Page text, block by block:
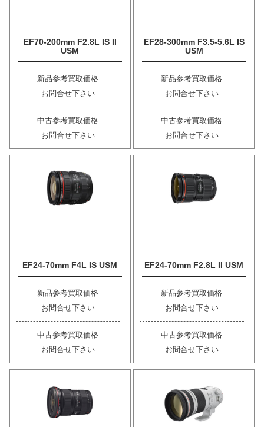
EF70-200mm F2.8L IS II
USM
新品参考買取価格
お問合せ下さい
中古参考買取価格
お問合せ下さい
EF28-300mm F3.5-5.6L IS
USM
新品参考買取価格
お問合せ下さい
中古参考買取価格
お問合せ下さい
EF24-70mm F4L IS USM
新品参考買取価格
お問合せ下さい
中古参考買取価格
お問合せ下さい
EF24-70mm F2.8L II USM
新品参考買取価格
お問合せ下さい
中古参考買取価格
お問合せ下さい